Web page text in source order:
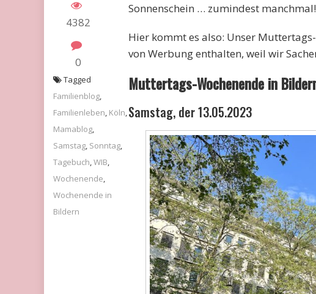
4382
0
Sonnenschein … zumindest
Hier kommt es also: Unser Muttertags-
von Werbung enthalten, weil wir
Muttertags-Wochenende in
Samstag, der 13.05.2023
Tagged
Familienblog
Familienleben Köln
Mamablog
Samstag Sonntag
Tagebuch WIB
Wochenende
Wochenende in
Bildern